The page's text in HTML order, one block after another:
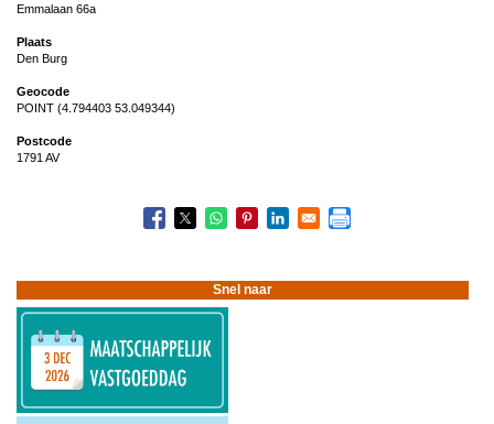
Emmalaan 66a
Plaats
Den Burg
Geocode
POINT (4.794403 53.049344)
Postcode
1791 AV
Snel naar